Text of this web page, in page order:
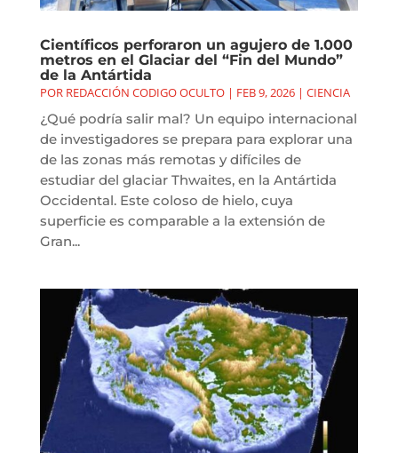
Científicos perforaron un agujero de 1.000
metros en el Glaciar del “Fin del Mundo”
de la Antártida
POR REDACCIÓN CODIGO OCULTO| FEB 9, 2026| CIENCIA
¿Qué podría salir mal? Un equipo internacional
de investigadores se prepara para explorar una
de las zonas más remotas y difíciles de
estudiar del glaciar Thwaites, en la Antártida
Occidental. Este coloso de hielo, cuya
superficie es comparable a la extensión de
Gran...